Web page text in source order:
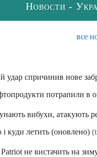
Новости -
все
удар спричинив нове
потрапили в
вибухи, атакують
куди летить (оновлено)
не вистачить на